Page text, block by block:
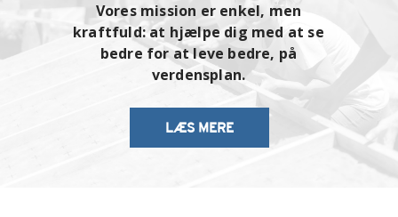
Vores mission er enkel, men
kraftfuld: at hjælpe dig med at se
bedre for at leve bedre, på
verdensplan.
LÆS MERE